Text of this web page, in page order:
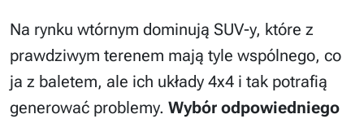
Na rynku wtórnym dominują SUV-y, które z
prawdziwym terenem mają tyle wspólnego, co
ja z baletem, ale ich układy 4x4 i tak potrafią
generować problemy. Wybór odpowiedniego